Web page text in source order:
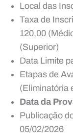
Local das
Taxa de
120,00
(Superior)
Data Limite
Etapas de
(Eliminatória
Data da
Publicação
05/02/2026